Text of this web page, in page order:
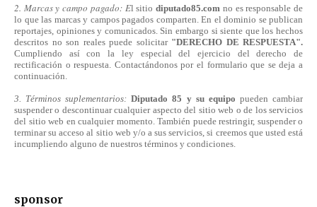
2. Marcas y campo pagado: El sitiodiputado85.com no es responsable de
lo que las marcas y campos pagados comparten. En el dominio se publican
reportajes, opiniones y comunicados. Sin embargo si siente que los hechos
descritos no son reales puede solicitar "DERECHO DE RESPUESTA".
Cumpliendo asícon la ley especial del ejercicio del derecho de
rectificación o respuesta. Contactándonospor el formulario que se deja a
continuación.
3. Términos suplementarios:Diputado 85 y su equipo pueden cambiar
suspender o descontinuar cualquier aspecto del sitio web o de los servicios
del sitio web en cualquier momento. También puede restringir, suspender o
terminar su acceso al sitio web y/o a sus servicios, si creemos que usted está
incumpliendo alguno de nuestros términos y condiciones.
sponsor